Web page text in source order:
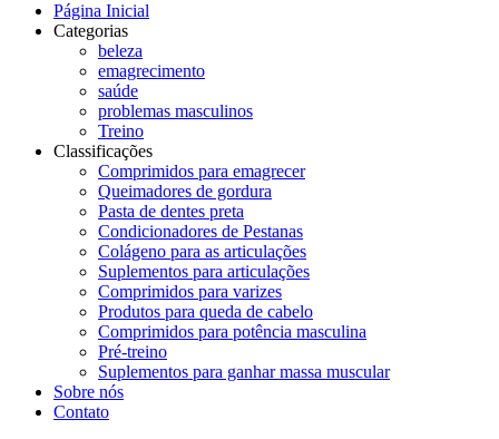
Página Inicial
Categorias
beleza
emagrecimento
saúde
problemas masculinos
Treino
Classificações
Comprimidos para emagrecer
Queimadores de gordura
Pasta de dentes preta
Condicionadores de Pestanas
Colágeno para as articulações
Suplementos para articulações
Comprimidos para varizes
Produtos para queda de cabelo
Comprimidos para potência masculina
Pré-treino
Suplementos para ganhar massa muscular
Sobre nós
Contato